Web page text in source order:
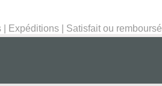
Expéditions Satisfait ou remboursé